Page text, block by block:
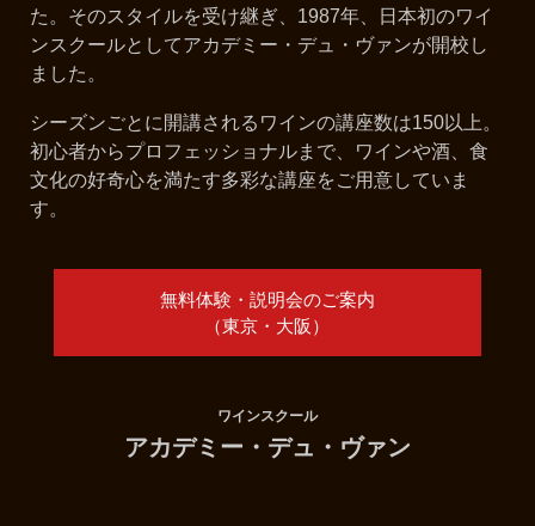
た。そのスタイルを受け継ぎ、1987年、日本初のワイ
ンスクールとしてアカデミー・デュ・ヴァンが開校し
ました。
シーズンごとに開講されるワインの講座数は150以上。
初心者からプロフェッショナルまで、ワインや酒、食
文化の好奇心を満たす多彩な講座をご用意していま
す。
無料体験・説明会のご案内
（東京・大阪）
ワインスクール
アカデミー・デュ・ヴァン